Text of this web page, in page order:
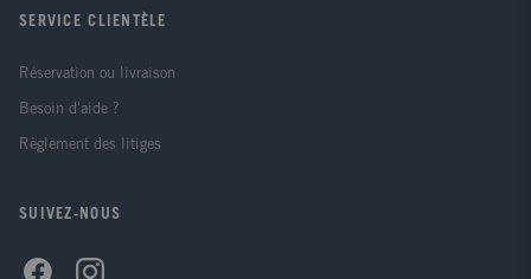
SERVICE CLIENTÈLE
Réservation ou livraison
Besoin d'aide ?
Règlement des litiges
SUIVEZ-NOUS